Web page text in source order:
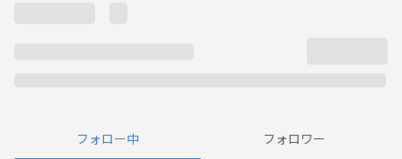
フォロー中 フォロワー